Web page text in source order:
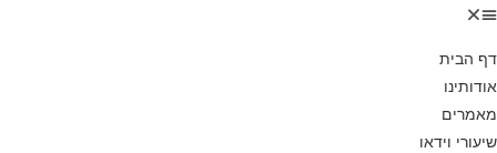
דף הבית
אודותינו
מאמרים
שיעורי וידאו